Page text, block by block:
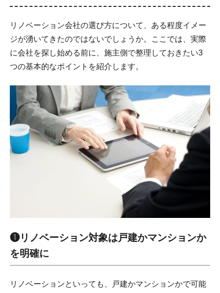
リノベーション会社の選び方について、ある程度イメー
ジが湧いてきたのではないでしょうか。ここでは、実際
に会社を探し始める前に、施主側で整理しておきたい3
つの基本的なポイントを紹介します。
❶リノベーション対象は戸建かマンションか
を明確に
リノベーションといっても、戸建かマンションかで可能